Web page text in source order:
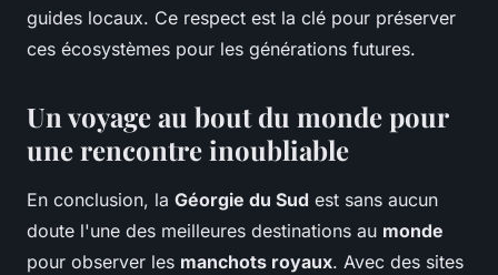
guides locaux. Ce respect est la clé pour préserver
ces écosystèmes pour les générations futures.
Un voyage au bout du monde pour
une rencontre inoubliable
En conclusion, la Géorgie du Sud est sans aucun
doute l'une des meilleures destinations au monde
pour observer les manchots royaux. Avec des sites